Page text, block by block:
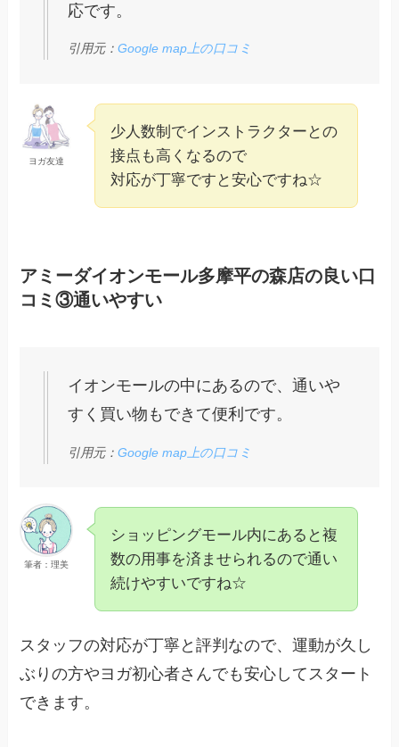
応です。
引用元：Google map上の口コミ
ヨガ友達
少人数制でインストラクターとの
接点も高くなるので
対応が丁寧ですと安心ですね☆
アミーダイオンモール多摩平の森店の良い口
コミ③通いやすい
イオンモールの中にあるので、通いや
すく買い物もできて便利です。
引用元：Google map上の口コミ
筆者：理美
ショッピングモール内にあると複
数の用事を済ませられるので通い
続けやすいですね☆
スタッフの対応が丁寧と評判なので、運動が久し
ぶりの方やヨガ初心者さんでも安心してスタート
できます。